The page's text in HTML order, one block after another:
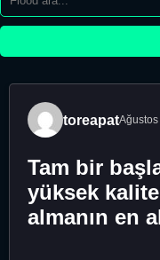
toreapat
Tam bir
yüksek
almanın en